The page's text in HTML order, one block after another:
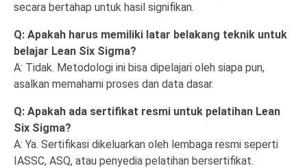
secara bertahap untuk hasil signifikan.
Q: Apakah harus memiliki latar belakang teknik untuk
belajar Lean Six Sigma?
A: Tidak. Metodologi ini bisa dipelajari oleh siapa pun,
asalkan memahami proses dan data dasar.
Q: Apakah ada sertifikat resmi untuk pelatihan Lean
Six Sigma?
A: Ya. Sertifikasi dikeluarkan oleh lembaga resmi seperti
IASSC, ASQ, atau penyedia pelatihan bersertifikat.